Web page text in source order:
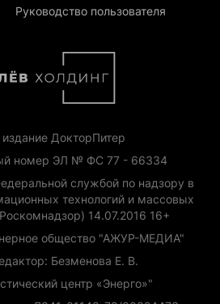
Руководство пользователя
ДокторПитер
номер ЭЛ № ФС 77 - 66334
службой по надзору в
технологий и массовых
14.07.2016 16+
общество "АЖУР-МЕДИА"
Безменова Е. В.
центр «Энерго»"